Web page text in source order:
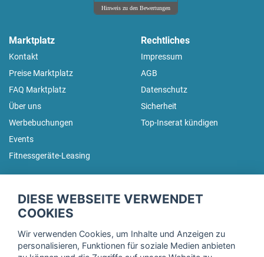
Hinweis zu den Bewertungen
Marktplatz
Kontakt
Preise Marktplatz
FAQ Marktplatz
Über uns
Werbebuchungen
Events
Fitnessgeräte-Leasing
Rechtliches
Impressum
AGB
Datenschutz
Sicherheit
Top-Inserat kündigen
Trage dich hier für unseren Newsletter ein und erhalte regelmäßig
DIESE WEBSEITE VERWENDET
COOKIES
Wir verwenden Cookies, um Inhalte und Anzeigen zu
personalisieren, Funktionen für soziale Medien anbieten